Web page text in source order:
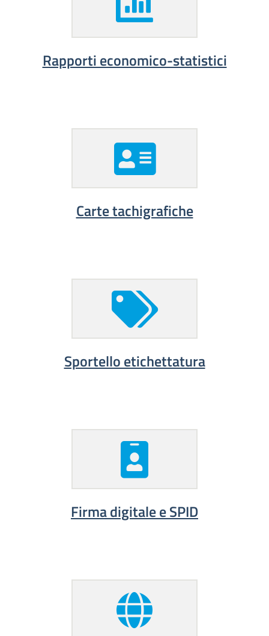
Rapporti economico-statistici
Carte tachigrafiche
Sportello etichettatura
Firma digitale e SPID